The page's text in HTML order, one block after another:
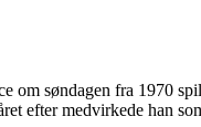
om søndagen fra 1970
efter medvirkede han